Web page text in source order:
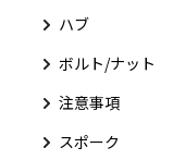
ハブ
ボルト/ナット
注意事項
スポーク